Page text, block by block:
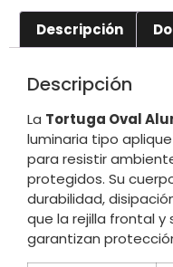
Descripción
Descripción
La Tortuga Oval
luminaria tipo
para resistir
protegidos. Su
durabilidad,
que la rejilla frontal
garantizan